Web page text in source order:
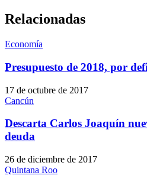
Relacionadas
Economía
Presupuesto de 2018, por
17 de octubre de 2017
Cancún
Descarta Carlos Joaquín
deuda
26 de diciembre de 2017
Quintana Roo